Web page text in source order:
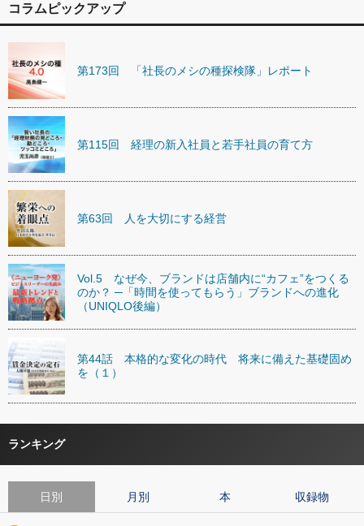
コラムピックアップ
第173回 「社長のメシの種探検隊」レポート
第115回 経理の新入社員と若手社員の育て方
第63回 人を大切にする経営
Vol.5 なぜ今、ブランドは店舗内に“カフェ”をつくる
のか？ ─「時間を使ってもらう」ブランドへの進化
（UNIQLO後編）
第44話 本格的な変化の時代 将来に備えた基礎固め
を（１）
ランキング
日別 月別 本 収録物